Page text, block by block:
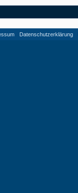
Datenschutzerklärung